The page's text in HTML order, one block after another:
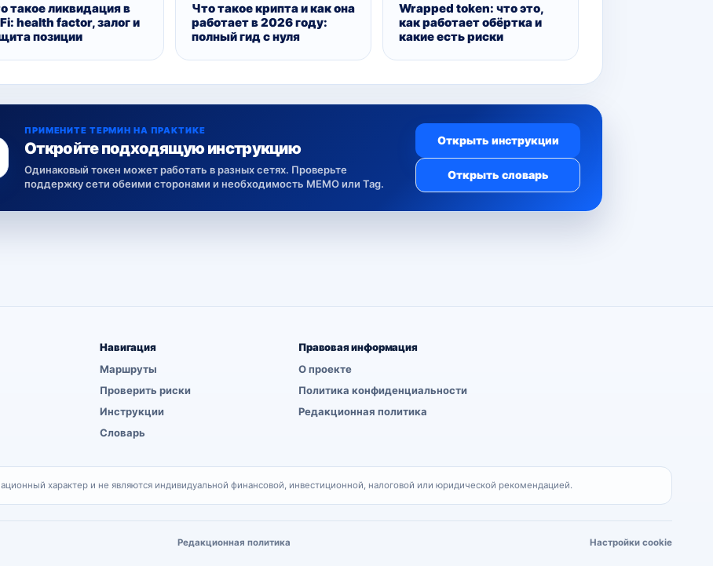
такое ликвидация в
health factor, залог и
позиции
Что такое крипта и как она
работает в 2026 году:
полный гид с нуля
Wrapped token: что это,
как работает обёртка и
какие есть риски
ПРИМЕНИТЕ ТЕРМИН НА ПРАКТИКЕ
Откройте подходящую инструкцию
Одинаковый токен может работать в разных сетях. Проверьте
поддержку сети обеими сторонами и необходимость MEMO или Tag.
Открыть инструкции
Открыть словарь
Навигация
Маршруты
Проверить риски
Инструкции
Словарь
Правовая информация
О проекте
Политика конфиденциальности
Редакционная политика
характер и не являются индивидуальной финансовой, инвестиционной, налоговой или юридической рекомендацией.
Редакционная политика Настройки cookie